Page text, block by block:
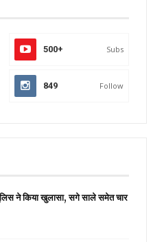
500+ Subs
849 Follow
ने किया खुलासा, सगे साले समेत चार